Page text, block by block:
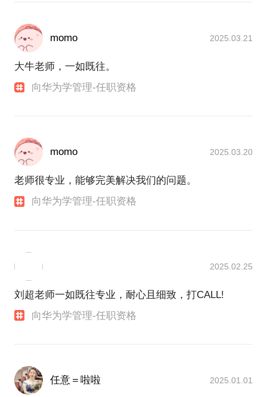
momo 2025.03.21
大牛老师，一如既往。
向华为学管理-任职资格
momo 2025.03.20
老师很专业，能够完美解决我们的问题。
向华为学管理-任职资格
2025.02.25
刘超老师一如既往专业，耐心且细致，打CALL!
向华为学管理-任职资格
任意＝啦啦 2025.01.01